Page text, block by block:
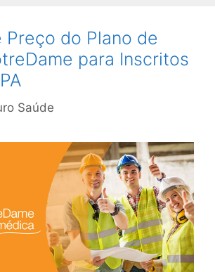
Preço do Plano de
para Inscritos
Saúde